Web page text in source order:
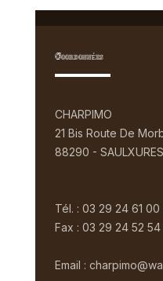
Coordonnées
CHARPIMO
21 Bis Route De
88290 -
Tél. : 03 29 24 61 00
Fax : 03 29 24 52 54
Email :